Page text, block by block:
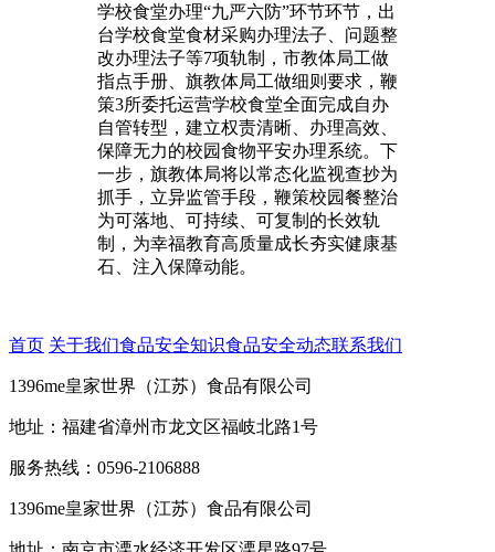
学校食堂办理“九严六防”环节环节，出
台学校食堂食材采购办理法子、问题整
改办理法子等7项轨制，市教体局工做
指点手册、旗教体局工做细则要求，鞭
策3所委托运营学校食堂全面完成自办
自管转型，建立权责清晰、办理高效、
保障无力的校园食物平安办理系统。下
一步，旗教体局将以常态化监视查抄为
抓手，立异监管手段，鞭策校园餐整治
为可落地、可持续、可复制的长效轨
制，为幸福教育高质量成长夯实健康基
石、注入保障动能。
首页 关于我们食品安全知识食品安全动态联系我们
1396me皇家世界（江苏）食品有限公司
地址：福建省漳州市龙文区福岐北路1号
服务热线：0596-2106888
1396me皇家世界（江苏）食品有限公司